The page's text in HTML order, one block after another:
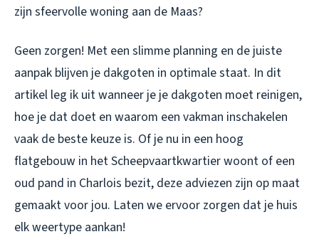
zijn sfeervolle woning aan de Maas?
Geen zorgen! Met een slimme planning en de juiste
aanpak blijven je dakgoten in optimale staat. In dit
artikel leg ik uit wanneer je je dakgoten moet reinigen,
hoe je dat doet en waarom een vakman inschakelen
vaak de beste keuze is. Of je nu in een hoog
flatgebouw in het Scheepvaartkwartier woont of een
oud pand in Charlois bezit, deze adviezen zijn op maat
gemaakt voor jou. Laten we ervoor zorgen dat je huis
elk weertype aankan!